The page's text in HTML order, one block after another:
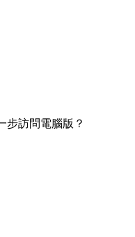
步訪問電腦版？